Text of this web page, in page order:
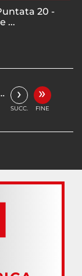
20 -
...
›
SUCC.
»
FINE